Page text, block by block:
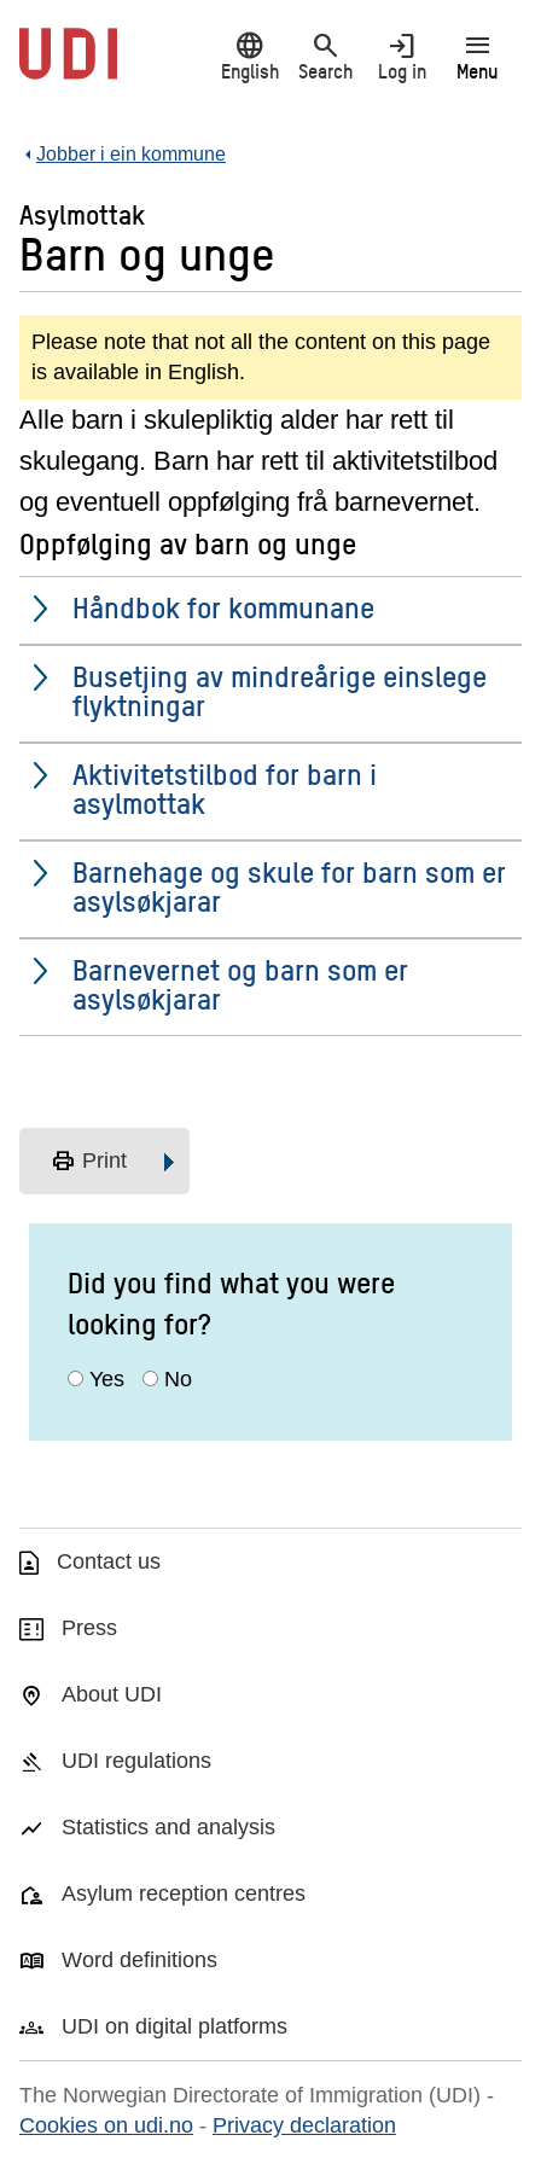
main
content
language
English
search
Search
login
Log in
menu
Menu
Jobber i ein kommune
Asylmottak
Barn og unge
Please note that not all the content on this page
is available in English.
Alle barn i skulepliktig alder har rett til
skulegang. Barn har rett til aktivitetstilbod
og eventuell oppfølging frå barnevernet.
Oppfølging av barn og unge
Håndbok for kommunane
Busetjing av mindreårige einslege
flyktningar
Aktivitetstilbod for barn i
asylmottak
Barnehage og skule for barn som er
asylsøkjarar
Barnevernet og barn som er
asylsøkjarar
print Print
Did you find what you were
looking for?
Yes No
Contact us
Press
About UDI
UDI regulations
Statistics and analysis
Asylum reception centres
Word definitions
UDI on digital platforms
The Norwegian Directorate of Immigration (UDI) -
Cookies on udi.no - Privacy declaration